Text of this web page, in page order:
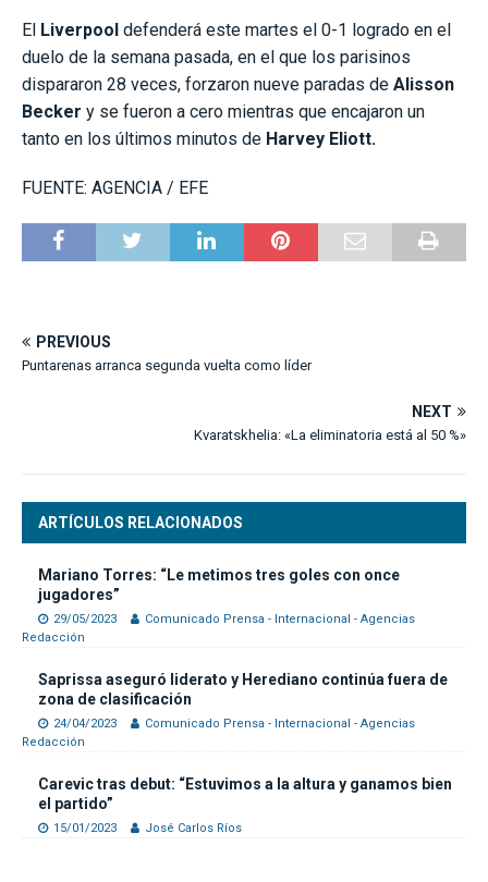
El Liverpool defenderá este martes el 0-1 logrado en el
duelo de la semana pasada, en el que los parisinos
dispararon 28 veces, forzaron nueve paradas de Alisson
Becker y se fueron a cero mientras que encajaron un
tanto en los últimos minutos de Harvey Eliott.
FUENTE: AGENCIA / EFE
PREVIOUS
Puntarenas arranca segunda vuelta como líder
NEXT
Kvaratskhelia: «La eliminatoria está al 50 %»
ARTÍCULOS RELACIONADOS
Mariano Torres: “Le metimos tres goles con once
jugadores”
29/05/2023
Comunicado Prensa - Internacional - Agencias
Redacción
Saprissa aseguró liderato y Herediano continúa fuera de
zona de clasificación
24/04/2023
Comunicado Prensa - Internacional - Agencias
Redacción
Carevic tras debut: “Estuvimos a la altura y ganamos bien
el partido”
15/01/2023 José Carlos Ríos